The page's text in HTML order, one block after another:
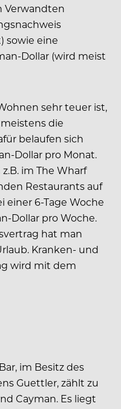
Verwandten
sowie eine
Dollar (wird meist
sehr teuer ist,
die
belaufen sich
Dollar pro Monat.
im The Wharf
Restaurants auf
einer 6-Tage Woche
Dollar pro Woche.
hat man
Kranken- und
wird mit dem
im Besitz des
Guettler, zählt zu
Cayman. Es liegt